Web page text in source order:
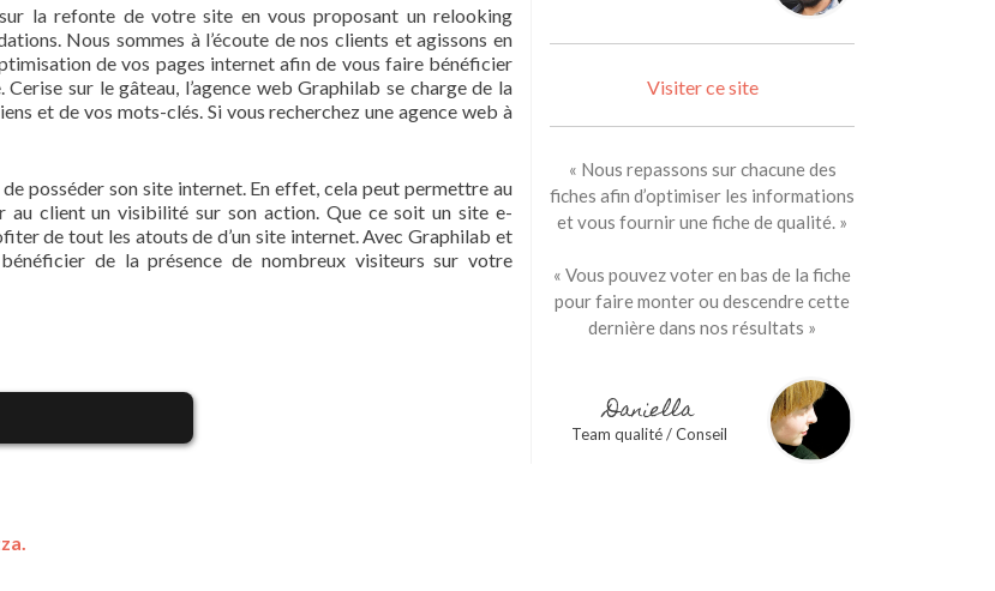
la refonte de votre site en vous proposant un relooking
Nous sommes à l’écoute de nos clients et agissons en
de vos pages internet afin de vous faire bénéficier
sur le gâteau, l’agence web Graphilab se charge de la
et de vos mots-clés. Si vous recherchez une agence web à
posséder son site internet. En effet, cela peut permettre au
au client un visibilité sur son action. Que ce soit un site e-
de tout les atouts de d’un site internet. Avec Graphilab et
de la présence de nombreux visiteurs sur votre
Visiter ce site
« Nous repassons sur chacune des
fiches afin d’optimiser les informations
et vous fournir une fiche de qualité. »
« Vous pouvez voter en bas de la fiche
pour faire monter ou descendre cette
dernière dans nos résultats »
Daniella
Team qualité / Conseil